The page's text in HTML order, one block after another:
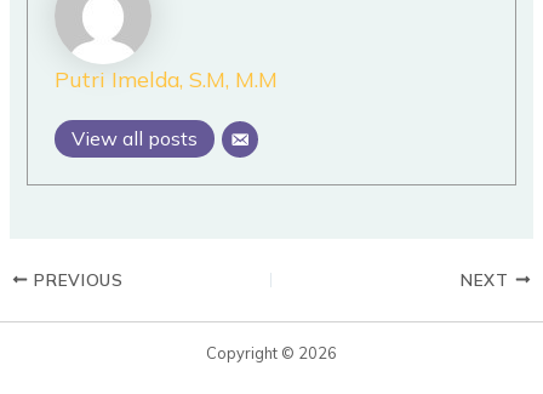
Putri Imelda, S.M, M.M
View all posts
PREVIOUS NEXT
Copyright © 2026